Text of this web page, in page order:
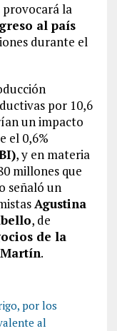
la
al país
durante el
por 10,6
un impacto
el 0,6%
, y en materia
millones que
señaló un
Agustina
, de
de la
.
por los
al